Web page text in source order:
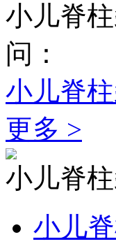
小儿脊
问：
小儿脊
更多 >
小儿脊
小儿